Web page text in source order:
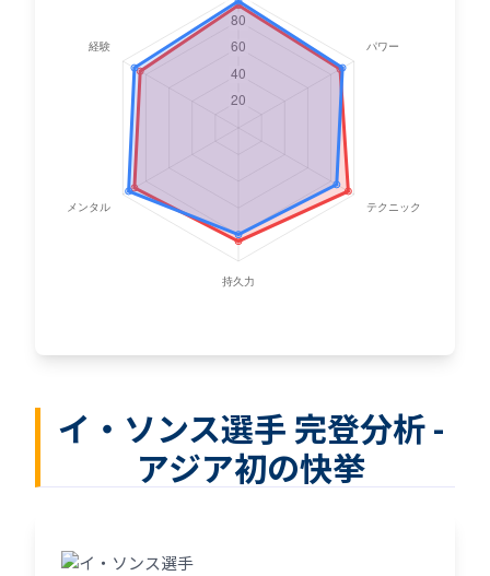
イ・ソンス選手 完登分析 -
アジア初の快挙